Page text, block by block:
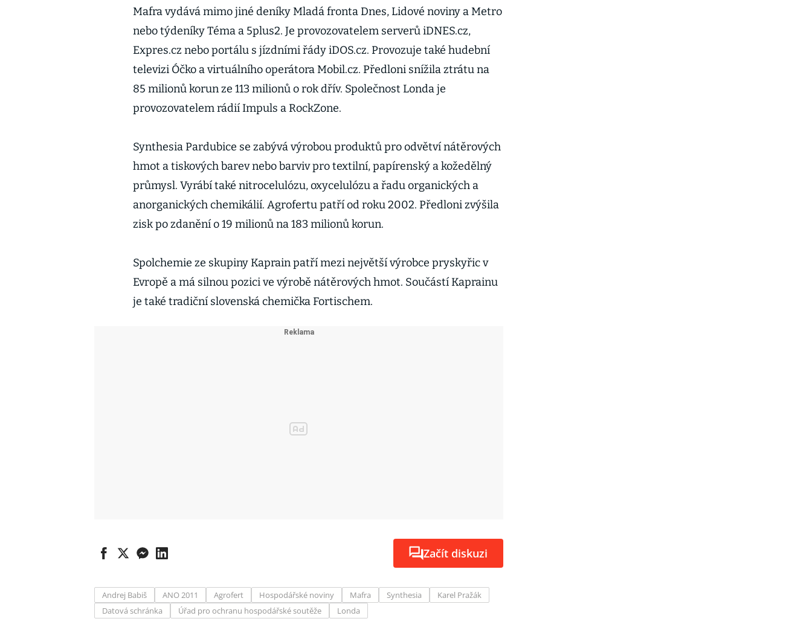
Mafra vydává mimo jiné deníky Mladá fronta Dnes, Lidové noviny a Metro
nebo týdeníky Téma a 5plus2. Je provozovatelem serverů iDNES.cz,
Expres.cz nebo portálu s jízdními řády iDOS.cz. Provozuje také hudební
televizi Óčko a virtuálního operátora Mobil.cz. Předloni snížila ztrátu na
85 milionů korun ze 113 milionů o rok dřív. Společnost Londa je
provozovatelem rádií Impuls a RockZone.
Synthesia Pardubice se zabývá výrobou produktů pro odvětví nátěrových
hmot a tiskových barev nebo barviv pro textilní, papírenský a kožedělný
průmysl. Vyrábí také nitrocelulózu, oxycelulózu a řadu organických a
anorganických chemikálií. Agrofertu patří od roku 2002. Předloni zvýšila
zisk po zdanění o 19 milionů na 183 milionů korun.
Spolchemie ze skupiny Kaprain patří mezi největší výrobce pryskyřic v
Evropě a má silnou pozici ve výrobě nátěrových hmot. Součástí Kaprainu
je také tradiční slovenská chemička Fortischem.
Začít diskuzi
Andrej Babiš ANO 2011 Agrofert Hospodářské noviny Mafra Synthesia
Karel Pražák
Datová schránka
Úřad pro ochranu hospodářské soutěže Londa